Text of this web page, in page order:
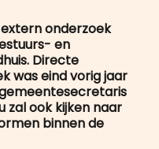
onderzoek
en
Directe
was eind vorig jaar
zal ook kijken naar
binnen de